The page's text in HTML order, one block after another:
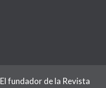
El fundador de la Revista